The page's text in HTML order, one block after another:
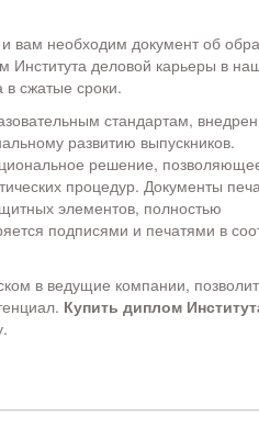
вам необходим документ об
Института деловой карьеры в
сжатые сроки.
стандартам,
развитию выпускников.
решение,
процедур. Документы
элементов, полностью
подписями и печатями в
в ведущие компании,
Купить диплом